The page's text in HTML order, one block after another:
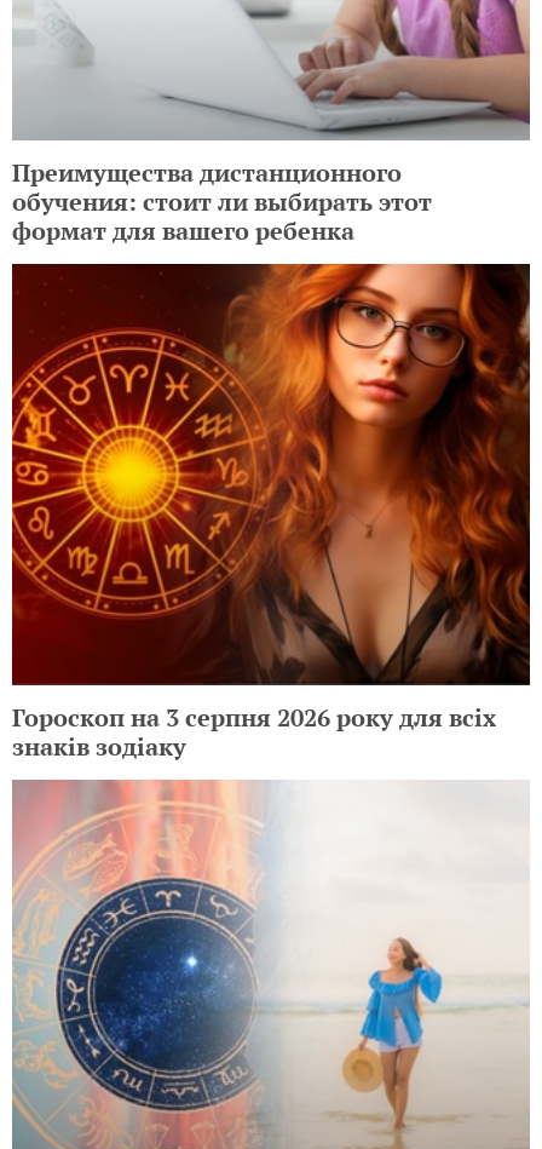
Преимущества дистанционного
обучения: стоит ли выбирать этот
формат для вашего ребенка
Гороскоп на 3 серпня 2026 року для всіх
знаків зодіаку